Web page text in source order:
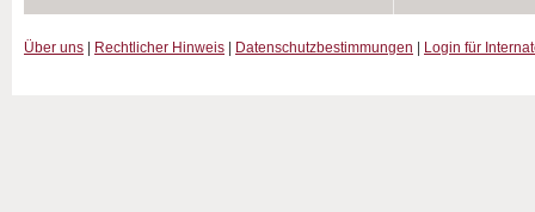
Über uns Rechtlicher Hinweis Datenschutzbestimmungen Login für